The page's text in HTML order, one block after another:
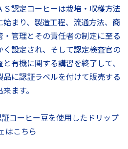
Ｓ認定コーヒーは栽培・収穫方法
始まり、製造工程、流通方法、商
・管理とその責任者の制定に至る
く設定され、そして認定検査官の
と有機に関する講習を終了して、
品に認証ラベルを付けて販売する
ます。
証コーヒー豆を使用したドリップ
はこちら